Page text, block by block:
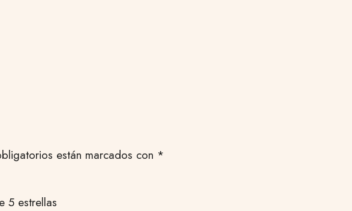
están marcados con *
5 estrellas